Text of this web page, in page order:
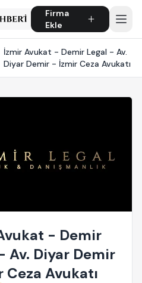
Firma
Ekle
İzmir Avukat - Demir Legal - Av.
Diyar Demir - İzmir Ceza Avukatı
- Demir
Av. Diyar Demir
Avukatı